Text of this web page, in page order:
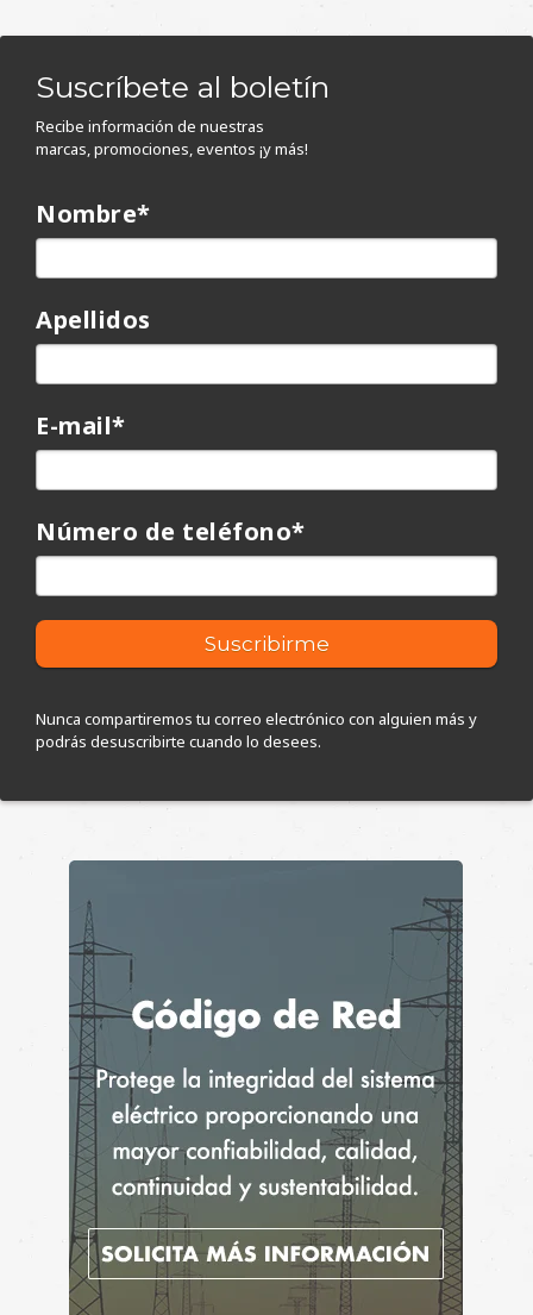
Suscríbete al boletín
Recibe información de nuestras
marcas, promociones, eventos ¡y más!
Nombre*
Apellidos
E-mail*
Número de teléfono*
Nunca compartiremos tu correo electrónico con alguien más y
podrás desuscribirte cuando lo desees.